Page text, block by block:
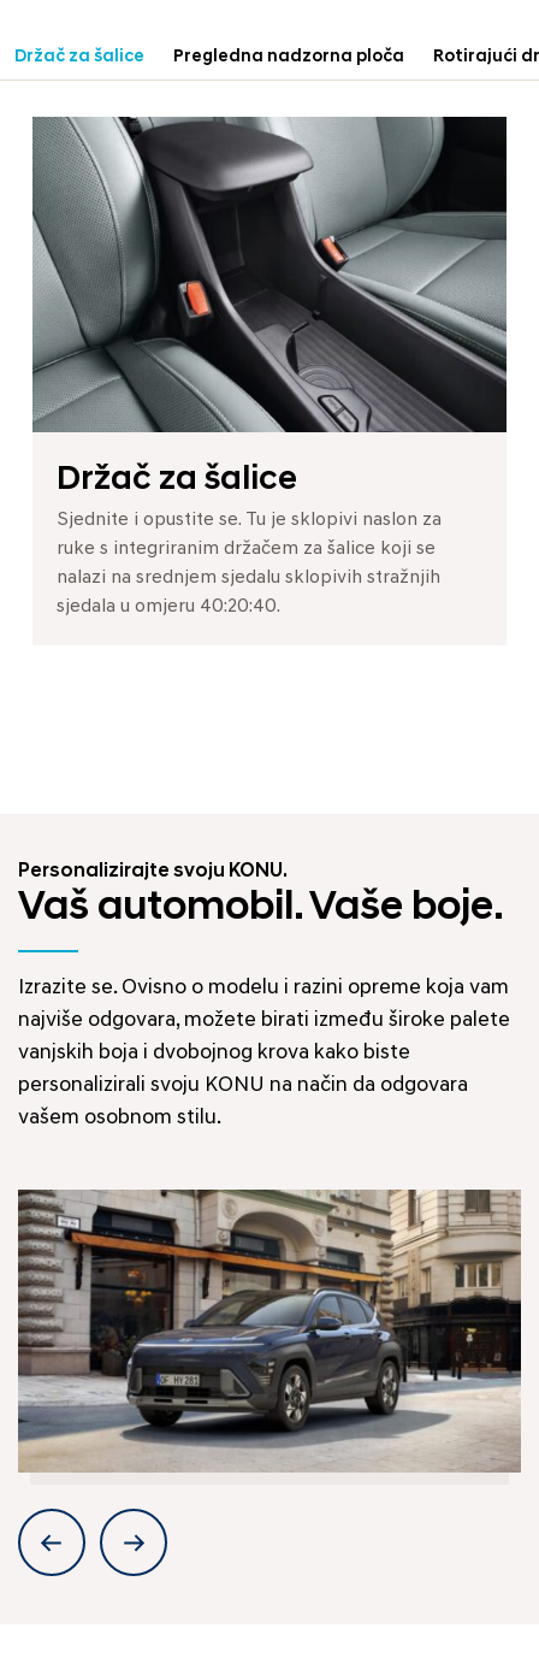
Držač za šalice Pregledna nadzorna ploča Rotirajući
Držač za šalice
Sjednite i opustite se. Tu je sklopivi naslon za
ruke s integriranim držačem za šalice koji se
nalazi na srednjem sjedalu sklopivih stražnjih
sjedala u omjeru 40:20:40.
Personalizirajte svoju KONU.
Vaš automobil. Vaše boje.
Izrazite se. Ovisno o modelu i razini opreme koja vam
najviše odgovara, možete birati između široke palete
vanjskih boja i dvobojnog krova kako biste
personalizirali svoju KONU na način da odgovara
vašem osobnom stilu.